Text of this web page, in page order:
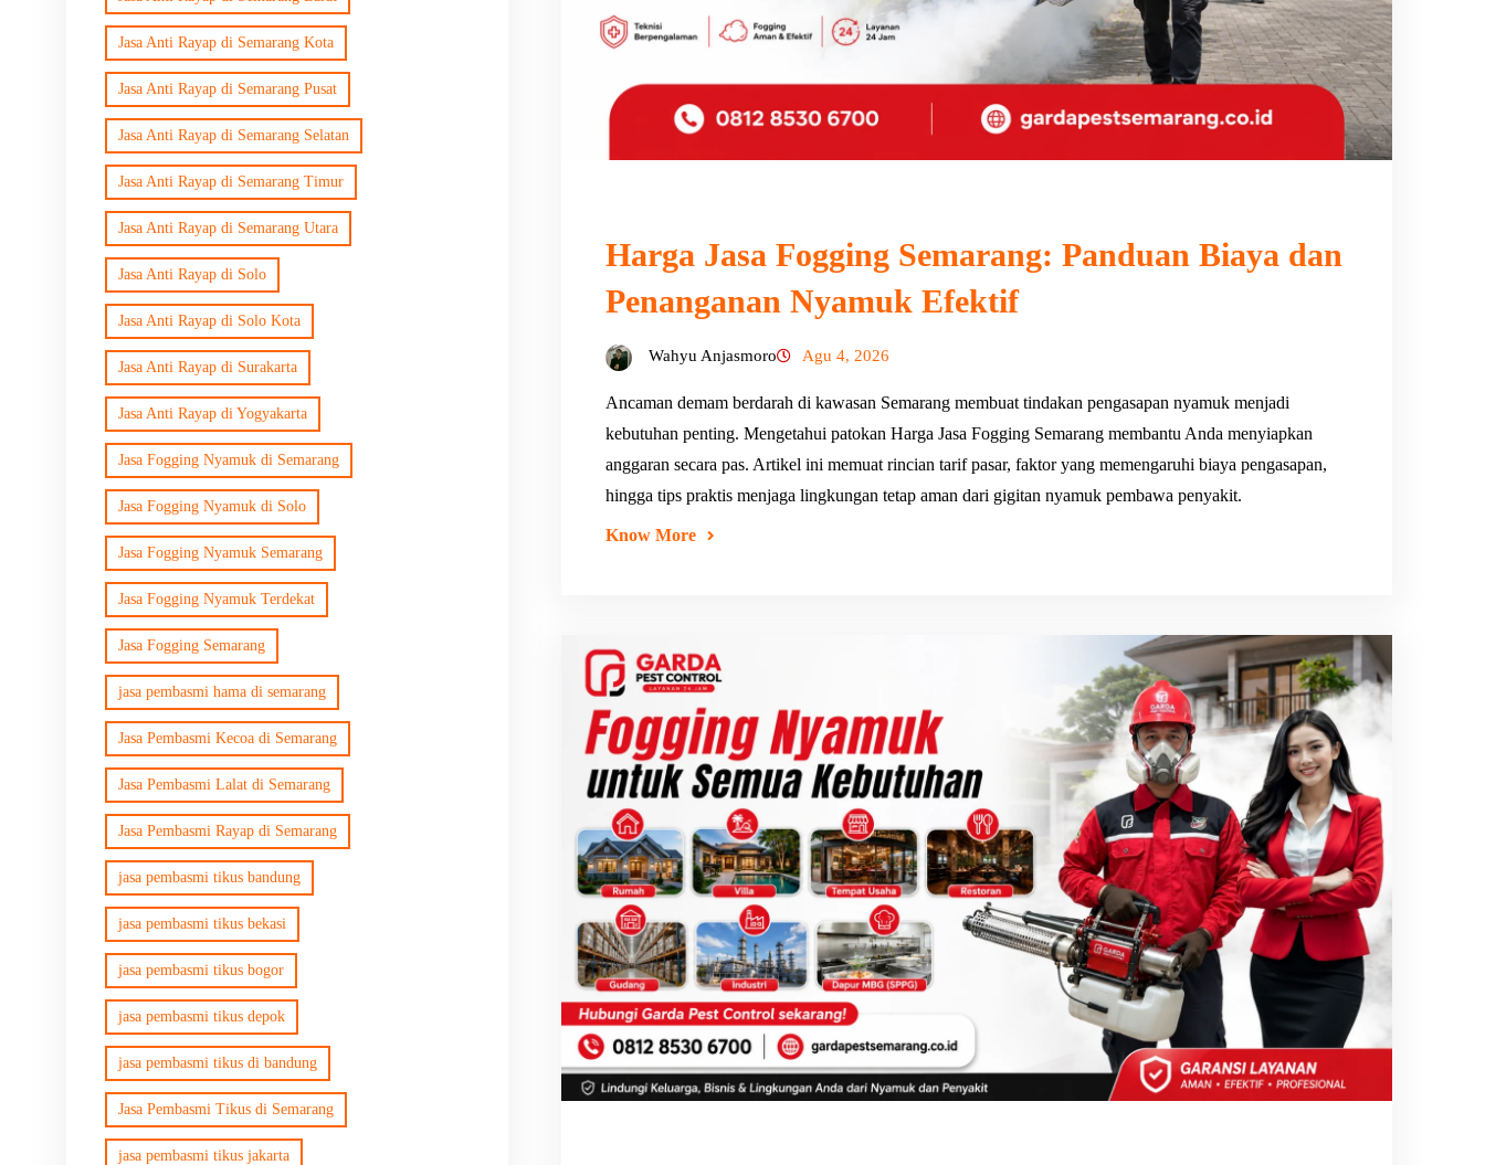
Jasa Anti Rayap di Semarang Kota
Jasa Anti Rayap di Semarang Pusat
Jasa Anti Rayap di Semarang Selatan
Jasa Anti Rayap di Semarang Timur
Jasa Anti Rayap di Semarang Utara
Jasa Anti Rayap di Solo
Jasa Anti Rayap di Solo Kota
Jasa Anti Rayap di Surakarta
Jasa Anti Rayap di Yogyakarta
Jasa Fogging Nyamuk di Semarang
Jasa Fogging Nyamuk di Solo
Jasa Fogging Nyamuk Semarang
Jasa Fogging Nyamuk Terdekat
Jasa Fogging Semarang
jasa pembasmi hama di semarang
Jasa Pembasmi Kecoa di Semarang
Jasa Pembasmi Lalat di Semarang
Jasa Pembasmi Rayap di Semarang
jasa pembasmi tikus bandung
jasa pembasmi tikus bekasi
jasa pembasmi tikus bogor
jasa pembasmi tikus depok
jasa pembasmi tikus di bandung
Jasa Pembasmi Tikus di Semarang
jasa pembasmi tikus jakarta
Harga Jasa Fogging Semarang: Panduan Biaya dan
Penanganan Nyamuk Efektif
Wahyu Anjasmoro Agu 4, 2026
Ancaman demam berdarah di kawasan Semarang membuat tindakan pengasapan nyamuk menjadi
kebutuhan penting. Mengetahui patokan Harga Jasa Fogging Semarang membantu Anda menyiapkan
anggaran secara pas. Artikel ini memuat rincian tarif pasar, faktor yang memengaruhi biaya pengasapan,
hingga tips praktis menjaga lingkungan tetap aman dari gigitan nyamuk pembawa penyakit.
Know More